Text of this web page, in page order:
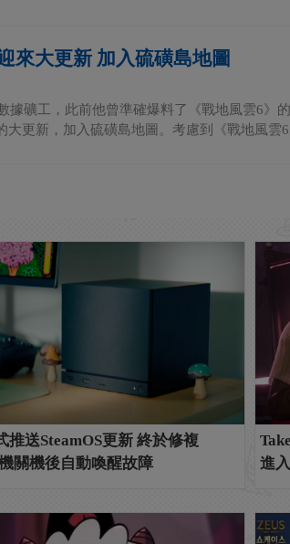
來大更新 加入硫磺島地圖
據礦工，此前他曾準確爆料了《戰地風雲6》
大更新，加入硫磺島地圖。考慮到《戰地風雲
推送SteamOS更新 終於修複
關機後自動喚醒故障
進